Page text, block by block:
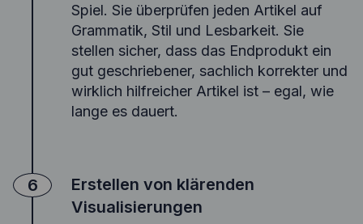
Spiel. Sie überprüfen jeden Artikel auf
Grammatik, Stil und Lesbarkeit. Sie
stellen sicher, dass das Endprodukt ein
gut geschriebener, sachlich korrekter und
wirklich hilfreicher Artikel ist – egal, wie
lange es dauert.
6
Erstellen von klärenden
Visualisierungen